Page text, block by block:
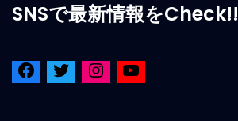
SNSで最新情報をCheck!!